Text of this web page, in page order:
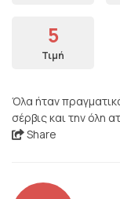
5
Τιμή
Όλα ήταν
σέρβις και την όλη
Share